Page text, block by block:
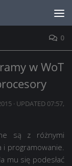
0
w WoT
· UPDATED 07:57,
są z różnymi
i programowanie.
mu się podesłać